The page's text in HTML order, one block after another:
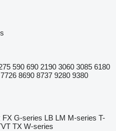
590 690 2190 3060 3085 6180
7726 8690 8737 9280 9380
FX G-series LB LM M-series T-
TX W-series